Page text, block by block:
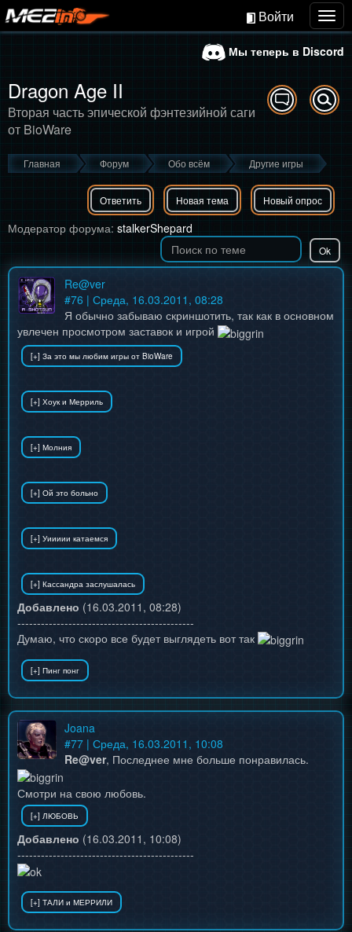
Войти
Мы теперь в Discord
Dragon Age II
Вторая часть эпической фэнтезийной саги
от BioWare
Главная Форум Обо всём Другие игры
Ответить Новая тема Новый опрос
Модератор форума: stalkerShepard
Re@ver
#76 | Среда, 16.03.2011, 08:28
Я обычно забываю скриншотить, так как в основном
увлечен просмотром заставок и игрой
Добавлено (16.03.2011, 08:28)
---------------------------------------------
Думаю, что скоро все будет выглядеть вот так
Joana
#77 | Среда, 16.03.2011, 10:08
Re@ver, Последнее мне больше понравилась.
Смотри на свою любовь.
Добавлено (16.03.2011, 10:08)
---------------------------------------------